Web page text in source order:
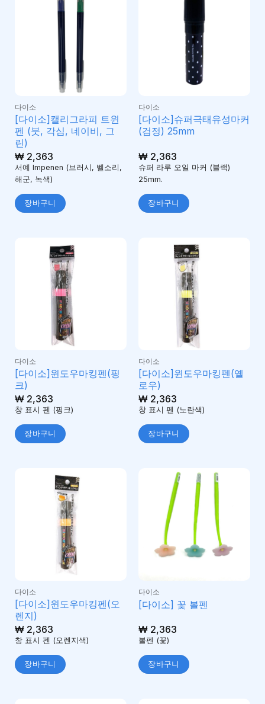
다이소
[다이소]캘리그라피 트윈
펜 (붓, 각심, 네이비, 그
린)
₩2,363
서예 Impenen (브러시, 벨소리,
해군, 녹색)
장바구니
다이소
[다이소]슈퍼극태유성마커
(검정) 25mm
₩2,363
슈퍼 라루 오일 마커 (블랙)
25mm.
장바구니
다이소
[다이소]윈도우마킹펜(핑
크)
₩2,363
창 표시 펜 (핑크)
장바구니
다이소
[다이소]윈도우마킹펜(옐
로우)
₩2,363
창 표시 펜 (노란색)
장바구니
다이소
[다이소]윈도우마킹펜(오
렌지)
₩2,363
창 표시 펜 (오렌지색)
장바구니
다이소
[다이소] 꽃 볼펜
₩2,363
볼펜 (꽃)
장바구니